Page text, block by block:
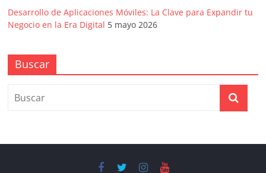
Desarrollo de Aplicaciones Móviles: La Clave para Expandir tu
Negocio en la Era Digital 5 mayo 2026
Buscar